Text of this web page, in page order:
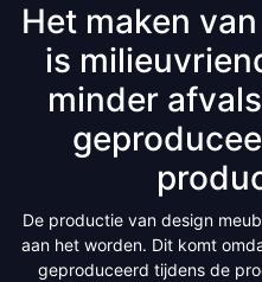
Het maken
is
minder
De productie van design
aan het worden. Dit komt
geproduceerd tijdens de